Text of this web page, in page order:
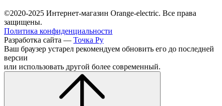
©2020-2025 Интернет-магазин Orange-electric. Все права
защищены.
Политика конфиденциальности
Разработка сайта — Точка Ру
Ваш браузер устарел рекомендуем обновить его до последней
версии
или использовать другой более современный.